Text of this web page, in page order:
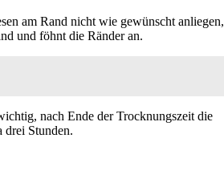
am Rand nicht wie gewünscht anliegen,
und föhnt die Ränder an.
nach Ende der Trocknungszeit die
drei Stunden.